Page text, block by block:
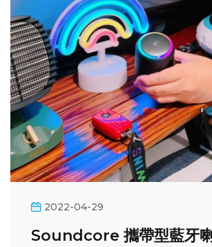
2022-04-29
Soundcore 攜帶型藍牙